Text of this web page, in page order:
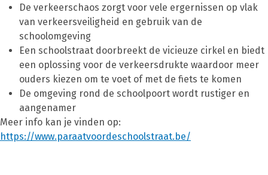
De verkeerschaos zorgt voor vele ergernissen op vlak
van verkeersveiligheid en gebruik van de
schoolomgeving
Een schoolstraat doorbreekt de vicieuze cirkel en biedt
een oplossing voor de verkeersdrukte waardoor meer
ouders kiezen om te voet of met de fiets te komen
De omgeving rond de schoolpoort wordt rustiger en
aangenamer
Meer info kan je vinden op:
https://www.paraatvoordeschoolstraat.be/